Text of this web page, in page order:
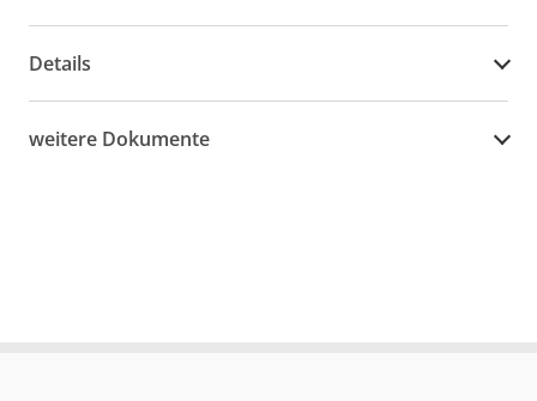
Details
weitere Dokumente